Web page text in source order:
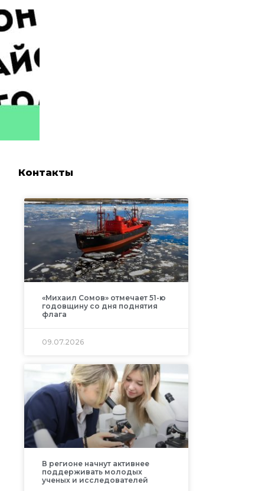
Контакты
«Михаил Сомов» отмечает 51-ю
годовщину со дня поднятия
флага
09.07.2026
В регионе начнут активнее
поддерживать молодых
ученых и исследователей